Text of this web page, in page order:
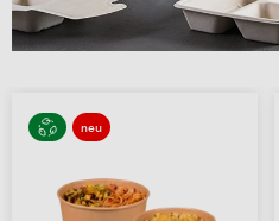
neu